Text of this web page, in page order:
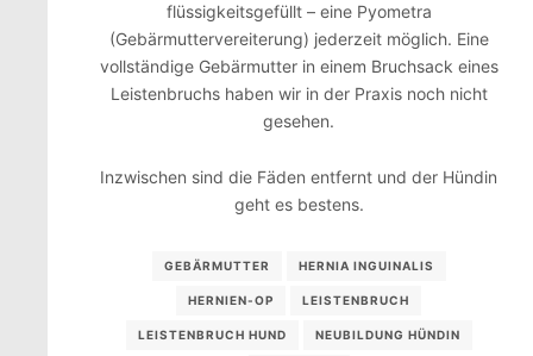
flüssigkeitsgefüllt – eine Pyometra
(Gebärmuttervereiterung) jederzeit möglich. Eine
vollständige Gebärmutter in einem Bruchsack eines
Leistenbruchs haben wir in der Praxis noch nicht
gesehen.
Inzwischen sind die Fäden entfernt und der Hündin
geht es bestens.
GEBÄRMUTTER HERNIA INGUINALIS
HERNIEN-OP LEISTENBRUCH
LEISTENBRUCH HUND NEUBILDUNG HÜNDIN